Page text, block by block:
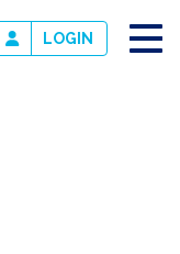
LOGIN